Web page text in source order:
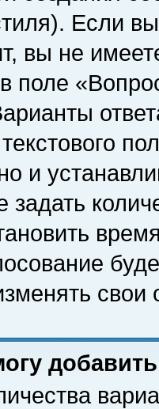
Если
вы не
поле
и
свои